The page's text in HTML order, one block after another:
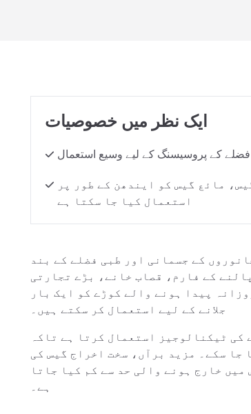
ایک نظر میں خصوصیات
کے پروسیسنگ کے لیے وسیع استعمال
مائع گیس کو ایندھن کے طور پر
استعمال کیا جا سکتا ہے
کے جسمانی اور طبی فضلے کے بند
کے فارم، قصاب خانے، بڑے تجارتی
پیدا ہونے والے کوڑے کو ایک بار
جلانے کے لیے استعمال کر سکتے ہیں۔
کی ٹیکنالوجیز استعمال کرتا ہے تاکہ
جا سکے۔ مزید برآں، سخت اخراج گیس کی
خارج ہونے والی حد سے کم کیا جاتا
ہے۔